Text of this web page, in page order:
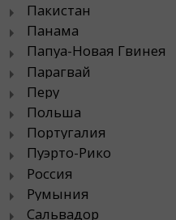
Пакистан
Панама
Папуа-Новая Гвинея
Парагвай
Перу
Польша
Португалия
Пуэрто-Рико
Россия
Румыния
Сальвадор